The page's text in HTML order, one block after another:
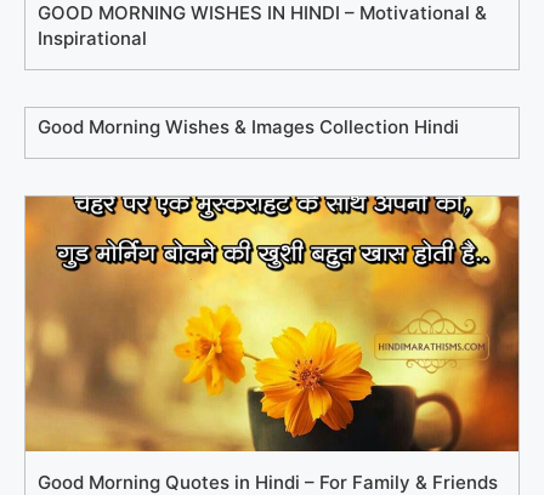
GOOD MORNING WISHES IN HINDI – Motivational &
Inspirational
Good Morning Wishes & Images Collection Hindi
Good Morning Quotes in Hindi – For Family & Friends